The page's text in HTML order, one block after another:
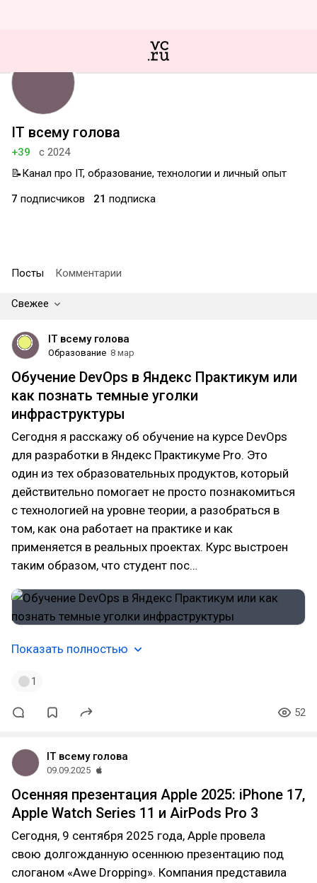
IT всему голова
+39
с 2024
📝Канал про IT, образование, технологии и личный опыт
7 подписчиков 21 подписка
Посты Комментарии
Свежее
IT всему голова
Образование 8 мар
Обучение DevOps в Яндекс Практикум или
как познать темные уголки
инфраструктуры
Сегодня я расскажу об обучение на курсе DevOps
для разработки в Яндекс Практикуме Pro. Это
один из тех образовательных продуктов, который
действительно помогает не просто познакомиться
с технологией на уровне теории, а разобраться в
том, как она работает на практике и как
применяется в реальных проектах. Курс выстроен
таким образом, что студент пос…
Показать полностью
1
52
IT всему голова
09.09.2025
Осенняя презентация Apple 2025: iPhone 17,
Apple Watch Series 11 и AirPods Pro 3
Сегодня, 9 сентября 2025 года, Apple провела
свою долгожданную осеннюю презентацию под
слоганом «Awe Dropping». Компания представила